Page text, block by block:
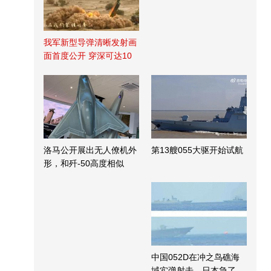
我军新型导弹清晰发射画
面首度公开 穿深可达10
洛马公开展出无人僚机外
形，和歼-50高度相似
第13艘055大驱开始试航
中国052D在冲之鸟礁海